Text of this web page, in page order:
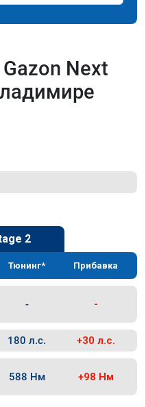
Next
2
Тюнинг* Прибавка
- -
180 л.с. +30 л.с.
588 Нм +98 Нм